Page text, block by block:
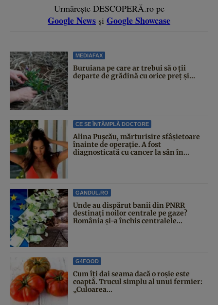
Urmărește DESCOPERĂ.ro pe
Google News și Google Showcase
MEDIAFAX
Buruiana pe care ar trebui să o ții
departe de grădină cu orice preț și...
CE SE ÎNTÂMPLĂ DOCTORE
Alina Pușcău, mărturisire sfâșietoare
înainte de operație. A fost
diagnosticată cu cancer la sân în...
GANDUL.RO
Unde au dispărut banii din PNRR
destinați noilor centrale pe gaze?
România și-a închis centralele...
G4FOOD
Cum îți dai seama dacă o roșie este
coaptă. Trucul simplu al unui fermier:
„Culoarea...